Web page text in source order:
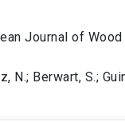
Journal of
N.; Berwart, S.;